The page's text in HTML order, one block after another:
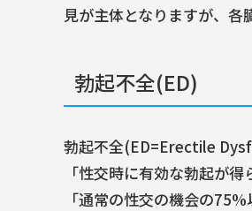
見が主体となりますが、各
勃起不全(ED)
勃起不全(ED=Erectile
「性交時に有効な勃起が
「通常の性交の機会の